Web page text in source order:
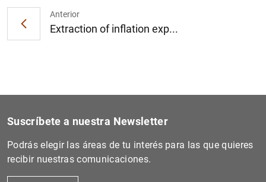
Anterior
Extraction of inflation exp...
Suscríbete a nuestra Newsletter
Podrás elegir las áreas de tu interés para las que quieres
recibir nuestras comunicaciones.